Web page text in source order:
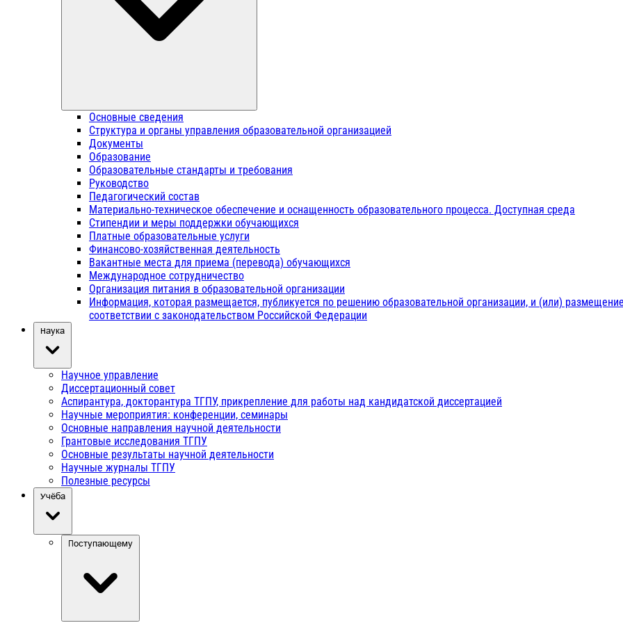
Основные сведения
Структура и органы управления образовательной организацией
Документы
Образование
Образовательные стандарты и требования
Руководство
Педагогический состав
Материально-техническое обеспечение и оснащенность образовательного процесса. Доступная среда
Стипендии и меры поддержки обучающихся
Платные образовательные услуги
Финансово-хозяйственная деятельность
Вакантные места для приема (перевода) обучающихся
Международное сотрудничество
Организация питания в образовательной организации
Информация, которая размещается, публикуется по решению образовательной организации, и (или)
соответствии с законодательством Российской Федерации
Наука
Научное управление
Диссертационный совет
Аспирантура, докторантура ТГПУ, прикрепление для работы над кандидатской диссертацией
Научные мероприятия: конференции, семинары
Основные направления научной деятельности
Грантовые исследования ТГПУ
Основные результаты научной деятельности
Научные журналы ТГПУ
Полезные ресурсы
Учёба
Поступающему